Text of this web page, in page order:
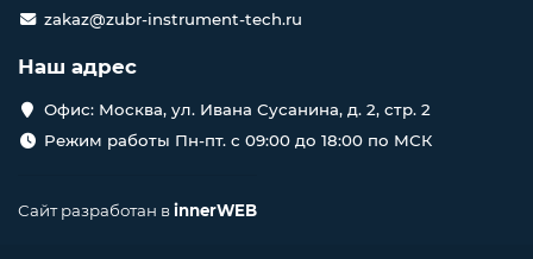
zakaz@zubr-instrument-tech.ru
Наш адрес
Офис: Москва, ул. Ивана Сусанина, д. 2, стр. 2
Режим работы Пн-пт. с 09:00 до 18:00 по МСК
Сайт разработан вinnerWEB